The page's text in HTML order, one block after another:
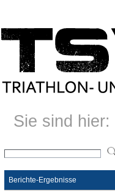
Sie sind hier:
Berichte-Ergebnisse